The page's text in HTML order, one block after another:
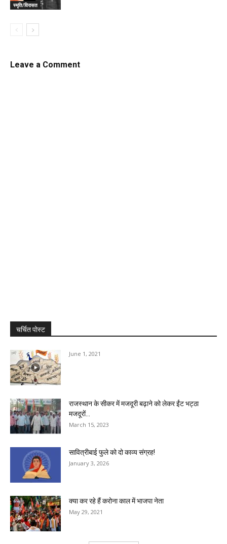
स्मृति/विरासत
Leave a Comment
चर्चित पोस्ट
June 1, 2021
राजस्थान के सीकर में मजदूरी बढ़ाने को लेकर ईंट भट्ठा
मजदूरों...
March 15, 2023
सावित्रीबाई फुले को दो काव्य संग्रह!
January 3, 2026
क्या कर रहे हैं करोना काल में भाजपा नेता
May 29, 2021